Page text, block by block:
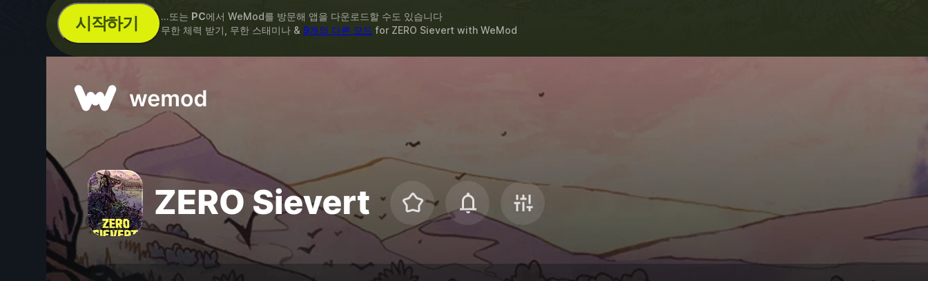
시작하기 ...또는 PC에서 WeMod를 방문해 앱을 다운로드할 수도 있습니다
무한 체력 받기, 무한 스태미나 & 9개의 다른 모드 for ZERO Sievert with WeMod